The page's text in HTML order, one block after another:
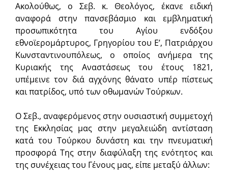
Ακολούθως, ο Σεβ. κ. Θεολόγος, έκανε ειδική
αναφορά στην πανσεβάσμιο και εμβληματική
προσωπικότητα του Αγίου ενδόξου
εθνοϊερομάρτυρος, Γρηγορίου του Ε’, Πατριάρχου
Κωνσταντινουπόλεως, ο οποίος ανήμερα της
Κυριακής της Αναστάσεως του έτους 1821,
υπέμεινε τον διά αγχόνης θάνατο υπέρ πίστεως
και πατρίδος, υπό των οθωμανών Τούρκων.
Ο Σεβ., αναφερόμενος στην ουσιαστική συμμετοχή
της Εκκλησίας μας στην μεγαλειώδη αντίσταση
κατά του Τούρκου δυνάστη και την πνευματική
προσφορά Της στην διαφύλαξη της ενότητος και
της συνέχειας του Γένους μας, είπε μεταξύ άλλων: